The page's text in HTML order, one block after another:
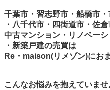
千葉市・習志野市・船橋市
・八千代市・四街道市・佐
中古マンション・リノベー
・新築戸建の売買は
Re・maison(リメゾン)にお
こんなお悩みを抱えていませ